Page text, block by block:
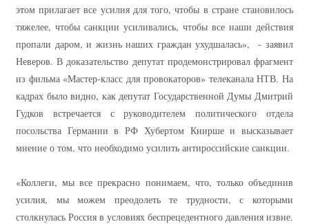
этом прилагает все усилия для того, чтобы в стране становилось
тяжелее, чтобы санкции усиливались, чтобы все наши действия
пропали даром, и жизнь наших граждан ухудшалась», - заявил
Неверов. В доказательство депутат продемонстрировал фрагмент
из фильма «Мастер-класс для провокаторов» телеканала НТВ. На
кадрах было видно, как депутат Государственной Думы Дмитрий
Гудков встречается с руководителем политического отдела
посольства Германии в РФ Хубертом Книрше и высказывает
мнение о том, что необходимо усилить антироссийские санкции.
«Коллеги, мы все прекрасно понимаем, что, только объединив
усилия, мы можем преодолеть те трудности, с которыми
столкнулась Россия в условиях беспрецедентного давления извне.